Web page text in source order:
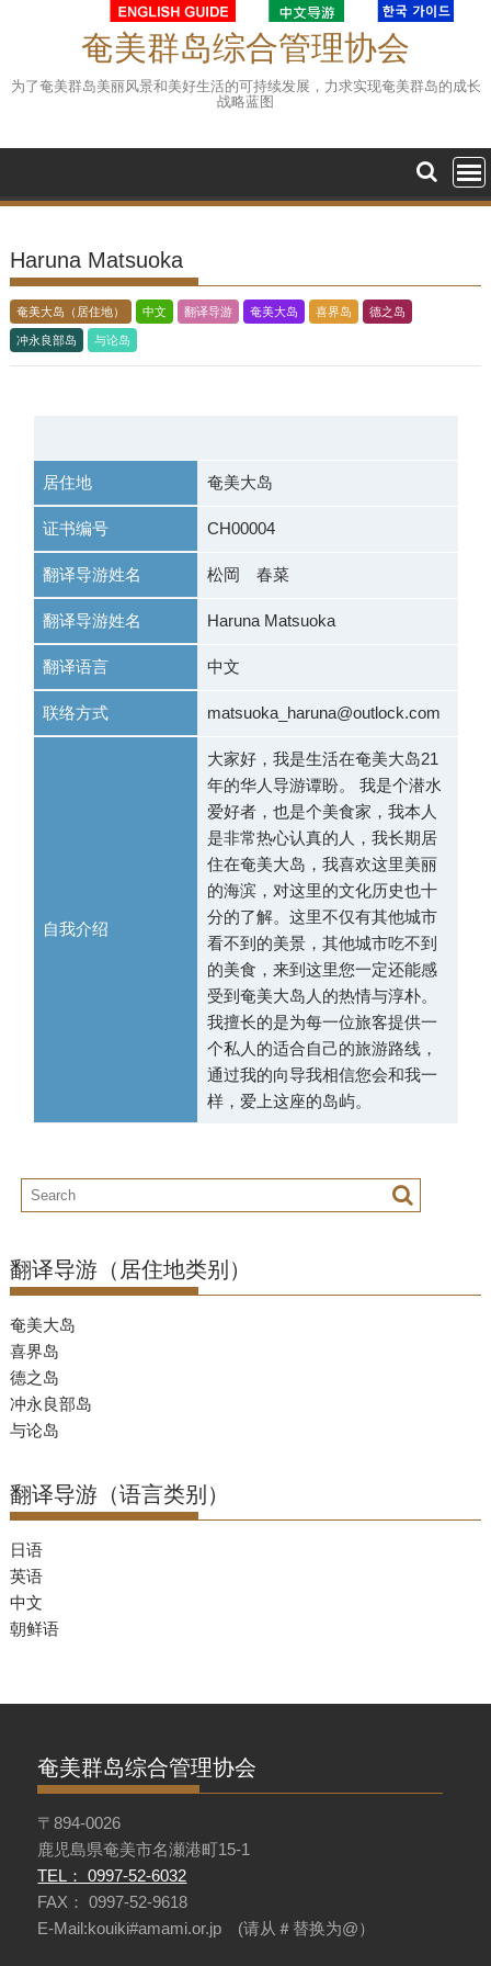
奄美群岛综合管理协会
为了奄美群岛美丽风景和美好生活的可持续发展，力求实现奄美群岛的成长
战略蓝图
Haruna Matsuoka
奄美大岛（居住地） 中文 翻译导游 奄美大岛 喜界岛 德之岛
冲永良部岛 与论岛
居住地 奄美大岛
证书编号 CH00004
翻译导游姓名 松岡 春菜
翻译导游姓名 Haruna Matsuoka
翻译语言 中文
联络方式 matsuoka_haruna@outlock.com
自我介绍
大家好，我是生活在奄美大岛21
年的华人导游谭盼。 我是个潜水
爱好者，也是个美食家，我本人
是非常热心认真的人，我长期居
住在奄美大岛，我喜欢这里美丽
的海滨，对这里的文化历史也十
分的了解。这里不仅有其他城市
看不到的美景，其他城市吃不到
的美食，来到这里您一定还能感
受到奄美大岛人的热情与淳朴。
我擅长的是为每一位旅客提供一
个私人的适合自己的旅游路线，
通过我的向导我相信您会和我一
样，爱上这座的岛屿。
翻译导游（居住地类别）
奄美大岛
喜界岛
德之岛
冲永良部岛
与论岛
翻译导游（语言类别）
日语
英语
中文
朝鲜语
奄美群岛综合管理协会
〒894-0026
鹿児島県奄美市名瀬港町15-1
TEL： 0997-52-6032
FAX： 0997-52-9618
E-Mail:kouiki#amami.or.jp (请从＃替换为@）